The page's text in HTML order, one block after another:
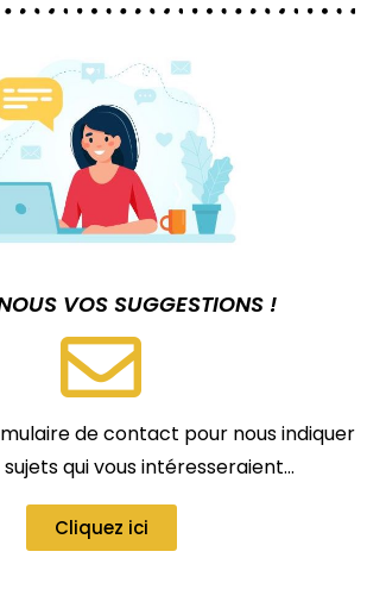
VOS SUGGESTIONS !
de contact pour nous indiquer
qui vous intéresseraient…
Cliquez ici